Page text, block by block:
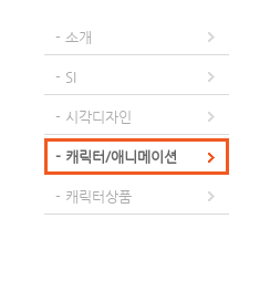
- 소개
- SI
- 시각디자인
- 캐릭터/애니메이션
- 캐릭터상품